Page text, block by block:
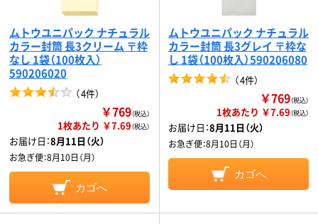
ムトウユニパック ナチュラル
カラー封筒 長3クリーム 〒枠
なし 1袋（100枚入）
590206020
（4件）
￥769（税込）
1枚あたり ￥7.69（税込）
お届け日：8月11日（火）
お急ぎ便：8月10日（月）
カゴへ
ムトウユニパック ナチュラル
カラー封筒 長3グレイ 〒枠な
し 1袋（100枚入）590206080
（4件）
￥769（税込）
1枚あたり ￥7.69（税込）
お届け日：8月11日（火）
お急ぎ便：8月10日（月）
カゴへ